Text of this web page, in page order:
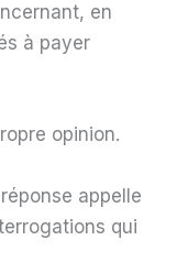
en
à payer
opinion.
appelle
qui